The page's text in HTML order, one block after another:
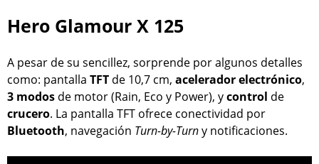
Hero Glamour X 125
A pesar de su sencillez, sorprende por algunos detalles
como: pantalla TFT de 10,7 cm, aceleradorelectrónico,
3 modos de motor (Rain, Eco y Power), ycontrol de
crucero. La pantalla TFT ofrece conectividad por
Bluetooth, navegación Turn-by-Turny notificaciones.